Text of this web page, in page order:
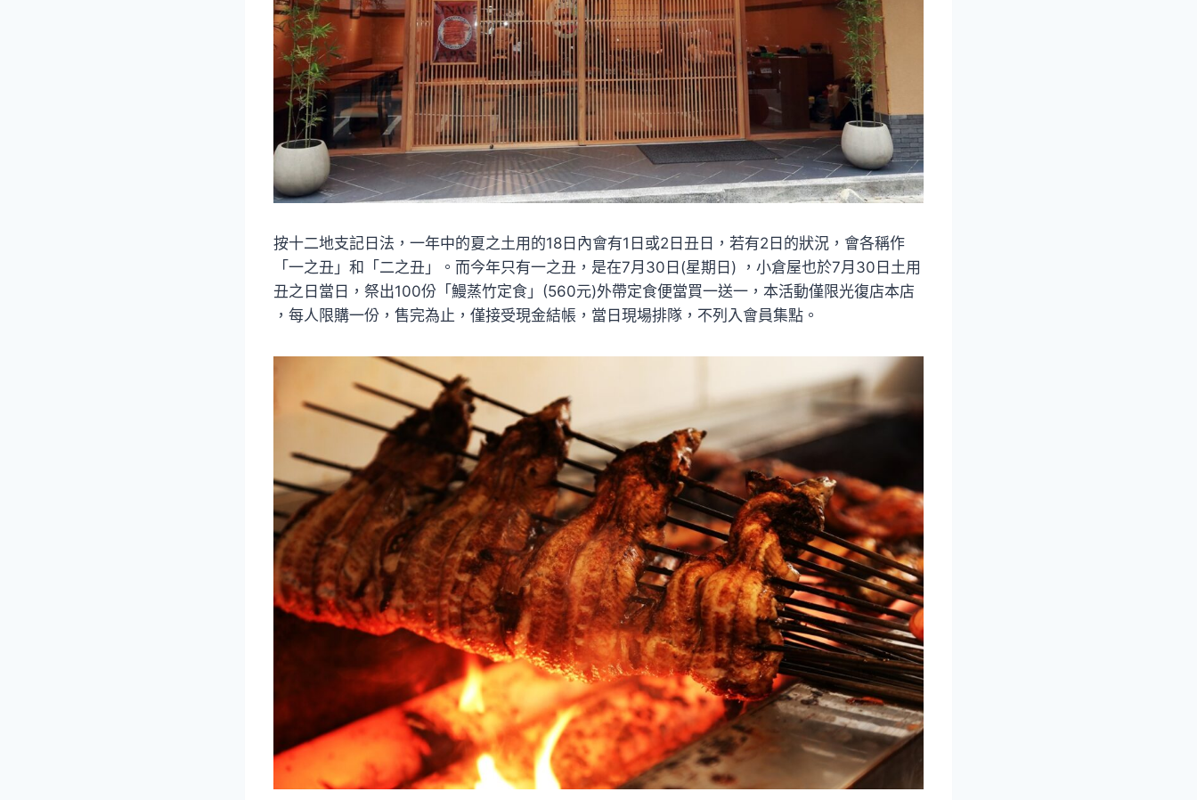
按十二地支記日法，一年中的夏之土用的18日內會有1日或2日丑日，若有2日的狀況，會各稱作
「一之丑」和「二之丑」。而今年只有一之丑，是在7月30日(星期日) ，小倉屋也於7月30日土用
丑之日當日，祭出100份「鰻蒸竹定食」(560元)外帶定食便當買一送一，本活動僅限光復店本店
，每人限購一份，售完為止，僅接受現金結帳，當日現場排隊，不列入會員集點。